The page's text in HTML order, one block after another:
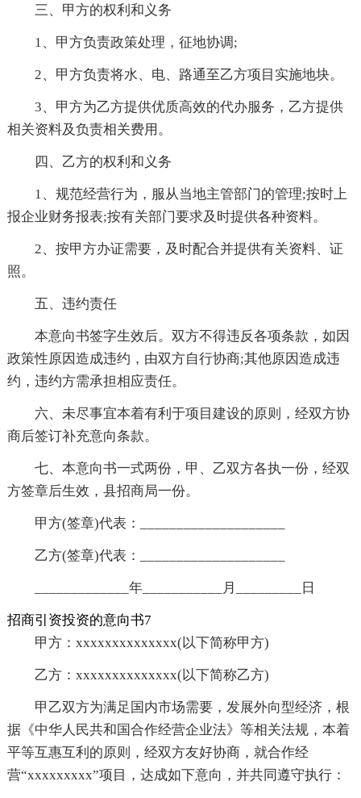
三、甲方的权利和义务
1、甲方负责政策处理，征地协调;
2、甲方负责将水、电、路通至乙方项目实施地块。
3、甲方为乙方提供优质高效的代办服务，乙方提供
相关资料及负责相关费用。
四、乙方的权利和义务
1、规范经营行为，服从当地主管部门的管理;按时上
报企业财务报表;按有关部门要求及时提供各种资料。
2、按甲方办证需要，及时配合并提供有关资料、证
照。
五、违约责任
本意向书签字生效后。双方不得违反各项条款，如因
政策性原因造成违约，由双方自行协商;其他原因造成违
约，违约方需承担相应责任。
六、未尽事宜本着有利于项目建设的原则，经双方协
商后签订补充意向条款。
七、本意向书一式两份，甲、乙双方各执一份，经双
方签章后生效，县招商局一份。
甲方(签章)代表：____________________
乙方(签章)代表：____________________
_____________年___________月_________日
招商引资投资的意向书7
甲方：xxxxxxxxxxxxxx(以下简称甲方)
乙方：xxxxxxxxxxxxxx(以下简称乙方)
甲乙双方为满足国内市场需要，发展外向型经济，根
据《中华人民共和国合作经营企业法》等相关法规，本着
平等互惠互利的原则，经双方友好协商，就合作经
营“xxxxxxxxx”项目，达成如下意向，并共同遵守执行：